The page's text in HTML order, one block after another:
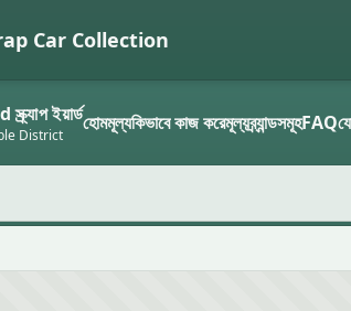
Car Collection
ইয়ার্ড
District হোমমূল্যকিভাবে কাজ করেমূল্যব্র্যান্ডসমূহFAQ